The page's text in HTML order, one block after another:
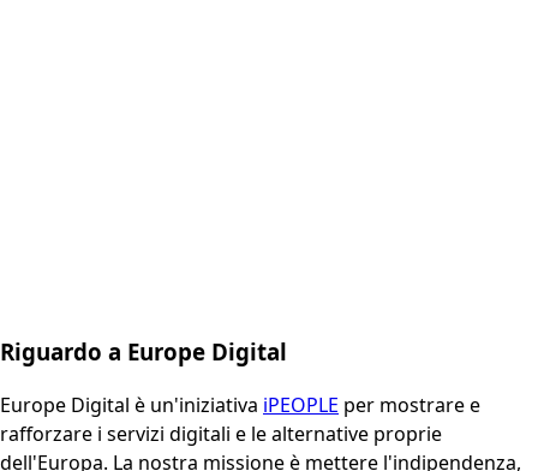
Riguardo a Europe Digital
Europe Digital è un'iniziativa iPEOPLE per mostrare e
rafforzare i servizi digitali e le alternative proprie
dell'Europa. La nostra missione è mettere l'indipendenza,